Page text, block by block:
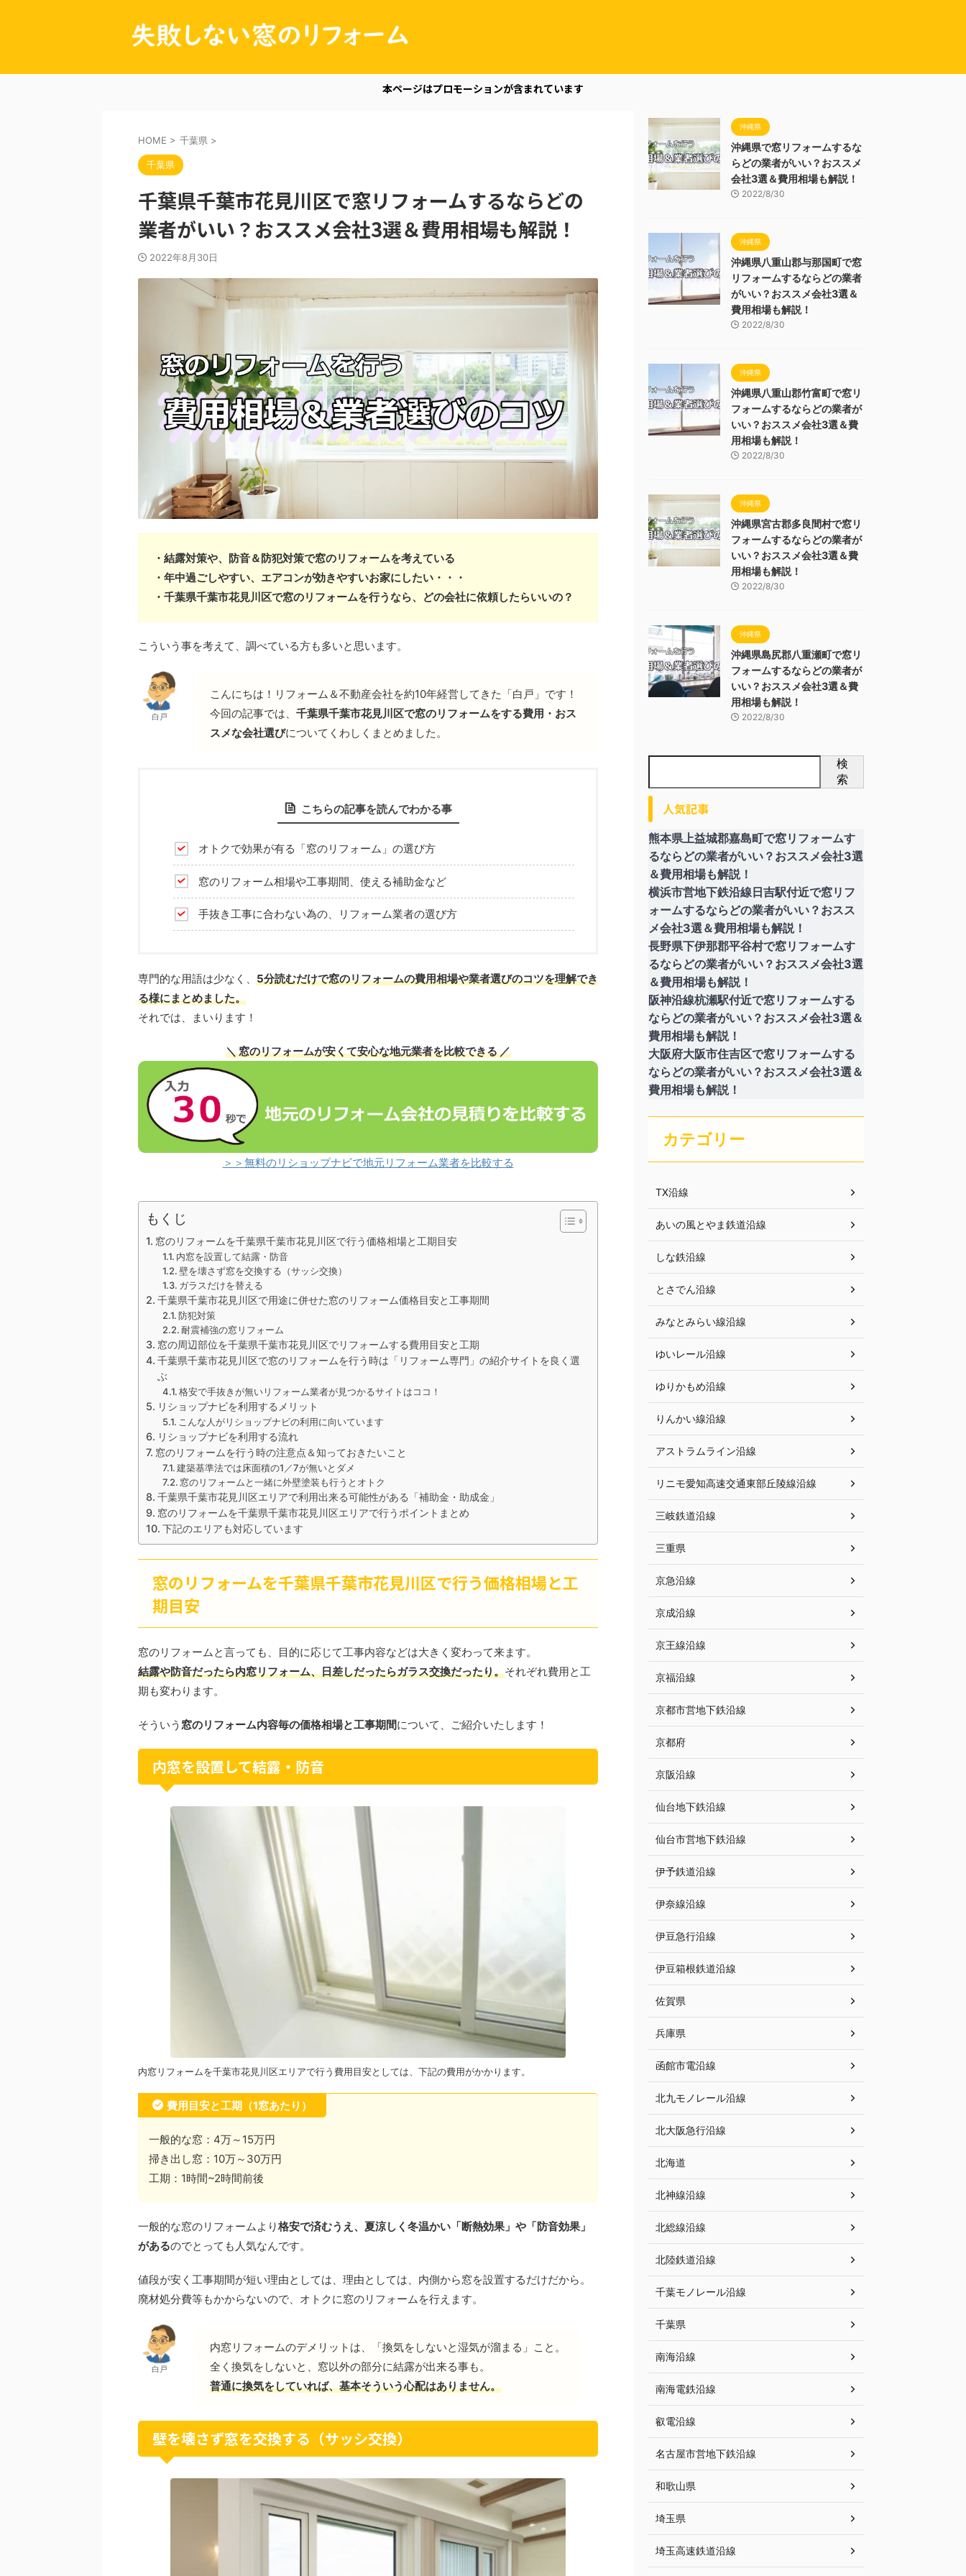
本ページはプロモーションが含まれています
HOME > 千葉県 >
千葉県
千葉県千葉市花見川区で窓リフォームするならどの
業者がいい？おススメ会社3選＆費用相場も解説！
2022年8月30日
・結露対策や、防音＆防犯対策で窓のリフォームを考えている
・年中過ごしやすい、エアコンが効きやすいお家にしたい・・・
・千葉県千葉市花見川区で窓のリフォームを行うなら、どの会社に依頼したらいいの？
こういう事を考えて、調べている方も多いと思います。
白戸
こんにちは！リフォーム＆不動産会社を約10年経営してきた「白戸」です！
今回の記事では、 千葉県千葉市花見川区で窓のリフォームをする費用・おス
スメな会社選びについてくわしくまとめました。
こちらの記事を読んでわかる事
オトクで効果が有る「窓のリフォーム」の選び方
窓のリフォーム相場や工事期間、使える補助金など
手抜き工事に合わない為の、リフォーム業者の選び方
専門的な用語は少なく、 5分読むだけで窓のリフォームの費用相場や業者選びのコツを理解でき
る様にまとめました。
それでは、まいります！
＼ 窓のリフォームが安くて安心な地元業者を比較できる ／
＞＞無料のリショップナビで地元リフォーム業者を比較する
もくじ
窓のリフォームを千葉県千葉市花見川区で行う価格相場と工期目安
内窓を設置して結露・防音
壁を壊さず窓を交換する（サッシ交換）
ガラスだけを替える
千葉県千葉市花見川区で用途に併せた窓のリフォーム価格目安と工事期間
防犯対策
耐震補強の窓リフォーム
窓の周辺部位を千葉県千葉市花見川区でリフォームする費用目安と工期
千葉県千葉市花見川区で窓のリフォームを行う時は「リフォーム専門」の紹介サイトを良く選
ぶ
格安で手抜きが無いリフォーム業者が見つかるサイトはココ！
リショップナビを利用するメリット
こんな人がリショップナビの利用に向いています
リショップナビを利用する流れ
窓のリフォームを行う時の注意点＆知っておきたいこと
建築基準法では床面積の1／7が無いとダメ
窓のリフォームと一緒に外壁塗装も行うとオトク
千葉県千葉市花見川区エリアで利用出来る可能性がある「補助金・助成金」
窓のリフォームを千葉県千葉市花見川区エリアで行うポイントまとめ
下記のエリアも対応しています
窓のリフォームを千葉県千葉市花見川区で行う価格相場と工
期目安
窓のリフォームと言っても、目的に応じて工事内容などは大きく変わって来ます。
結露や防音だったら内窓リフォーム、日差しだったらガラス交換だったり。それぞれ費用と工
期も変わります。
そういう 窓のリフォーム内容毎の価格相場と工事期間について、ご紹介いたします！
内窓を設置して結露・防音
内窓リフォームを千葉市花見川区エリアで行う費用目安としては、下記の費用がかかります。
費用目安と工期（1窓あたり）
一般的な窓：4万～15万円
掃き出し窓：10万～30万円
工期：1時間~2時間前後
一般的な窓のリフォームより格安で済むうえ、夏涼しく冬温かい「断熱効果」や「防音効果」
があるのでとっても人気なんです。
値段が安く工事期間が短い理由としては、理由としては、内側から窓を設置するだけだから。
廃材処分費等もかからないので、オトクに窓のリフォームを行えます。
白戸
内窓リフォームのデメリットは、「換気をしないと湿気が溜まる」こと。
全く換気をしないと、窓以外の部分に結露が出来る事も。
普通に換気をしていれば、基本そういう心配はありません。
壁を壊さず窓を交換する（サッシ交換）
沖縄県
沖縄県で窓リフォームするな
らどの業者がいい？おススメ
会社3選＆費用相場も解説！
2022/8/30
沖縄県
沖縄県八重山郡与那国町で窓
リフォームするならどの業者
がいい？おススメ会社3選＆
費用相場も解説！
2022/8/30
沖縄県
沖縄県八重山郡竹富町で窓リ
フォームするならどの業者が
いい？おススメ会社3選＆費
用相場も解説！
2022/8/30
沖縄県
沖縄県宮古郡多良間村で窓リ
フォームするならどの業者が
いい？おススメ会社3選＆費
用相場も解説！
2022/8/30
沖縄県
沖縄県島尻郡八重瀬町で窓リ
フォームするならどの業者が
いい？おススメ会社3選＆費
用相場も解説！
2022/8/30
検
索
人気記事
熊本県上益城郡嘉島町で窓リフォームす
るならどの業者がいい？おススメ会社3選
＆費用相場も解説！
横浜市営地下鉄沿線日吉駅付近で窓リフ
ォームするならどの業者がいい？おスス
メ会社3選＆費用相場も解説！
長野県下伊那郡平谷村で窓リフォームす
るならどの業者がいい？おススメ会社3選
＆費用相場も解説！
阪神沿線杭瀬駅付近で窓リフォームする
ならどの業者がいい？おススメ会社3選＆
費用相場も解説！
大阪府大阪市住吉区で窓リフォームする
ならどの業者がいい？おススメ会社3選＆
費用相場も解説！
カテゴリー
TX沿線
あいの風とやま鉄道沿線
しな鉄沿線
とさでん沿線
みなとみらい線沿線
ゆいレール沿線
ゆりかもめ沿線
りんかい線沿線
アストラムライン沿線
リニモ愛知高速交通東部丘陵線沿線
三岐鉄道沿線
三重県
京急沿線
京成沿線
京王線沿線
京福沿線
京都市営地下鉄沿線
京都府
京阪沿線
仙台地下鉄沿線
仙台市営地下鉄沿線
伊予鉄道沿線
伊奈線沿線
伊豆急行沿線
伊豆箱根鉄道沿線
佐賀県
兵庫県
函館市電沿線
北九モノレール沿線
北大阪急行沿線
北海道
北神線沿線
北総線沿線
北陸鉄道沿線
千葉モノレール沿線
千葉県
南海沿線
南海電鉄沿線
叡電沿線
名古屋市営地下鉄沿線
和歌山県
埼玉県
埼玉高速鉄道沿線